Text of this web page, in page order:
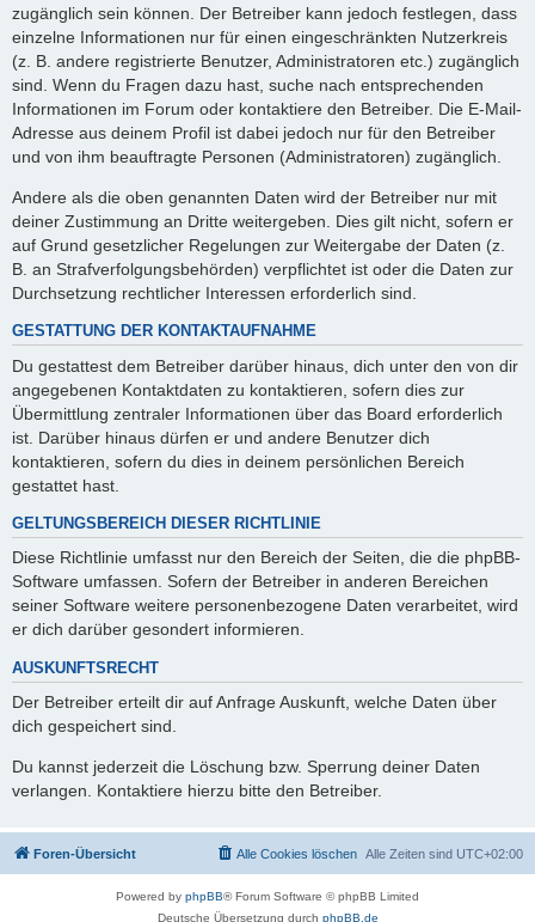
zugänglich sein können. Der Betreiber kann jedoch festlegen, dass
einzelne Informationen nur für einen eingeschränkten Nutzerkreis
(z. B. andere registrierte Benutzer, Administratoren etc.) zugänglich
sind. Wenn du Fragen dazu hast, suche nach entsprechenden
Informationen im Forum oder kontaktiere den Betreiber. Die E-Mail-
Adresse aus deinem Profil ist dabei jedoch nur für den Betreiber
und von ihm beauftragte Personen (Administratoren) zugänglich.
Andere als die oben genannten Daten wird der Betreiber nur mit
deiner Zustimmung an Dritte weitergeben. Dies gilt nicht, sofern er
auf Grund gesetzlicher Regelungen zur Weitergabe der Daten (z.
B. an Strafverfolgungsbehörden) verpflichtet ist oder die Daten zur
Durchsetzung rechtlicher Interessen erforderlich sind.
GESTATTUNG DER KONTAKTAUFNAHME
Du gestattest dem Betreiber darüber hinaus, dich unter den von dir
angegebenen Kontaktdaten zu kontaktieren, sofern dies zur
Übermittlung zentraler Informationen über das Board erforderlich
ist. Darüber hinaus dürfen er und andere Benutzer dich
kontaktieren, sofern du dies in deinem persönlichen Bereich
gestattet hast.
GELTUNGSBEREICH DIESER RICHTLINIE
Diese Richtlinie umfasst nur den Bereich der Seiten, die die phpBB-
Software umfassen. Sofern der Betreiber in anderen Bereichen
seiner Software weitere personenbezogene Daten verarbeitet, wird
er dich darüber gesondert informieren.
AUSKUNFTSRECHT
Der Betreiber erteilt dir auf Anfrage Auskunft, welche Daten über
dich gespeichert sind.
Du kannst jederzeit die Löschung bzw. Sperrung deiner Daten
verlangen. Kontaktiere hierzu bitte den Betreiber.
Foren-Übersicht Alle Zeiten sind UTC+02:00
Alle Cookies löschen
Powered by phpBB® Forum Software © phpBB Limited
Deutsche Übersetzung durch phpBB.de